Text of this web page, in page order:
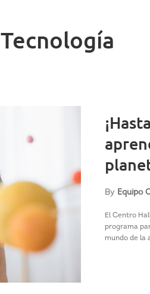
Tecnología
By Equipo
El Centro
programa
mundo de la